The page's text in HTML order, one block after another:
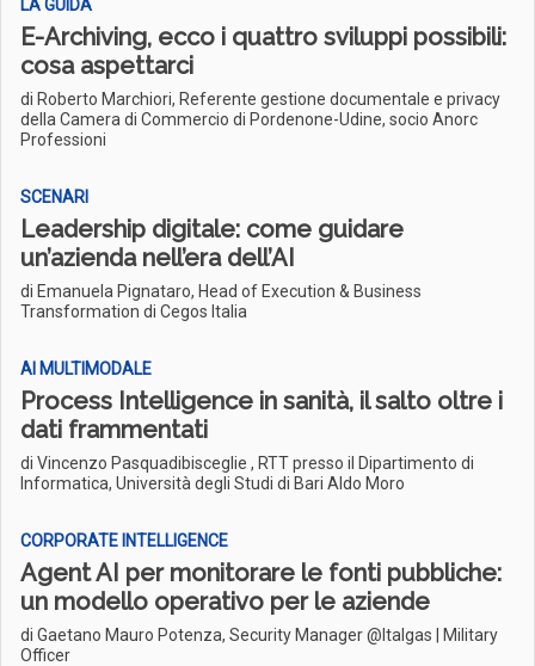
LA GUIDA
E-Archiving, ecco i quattro sviluppi possibili:
cosa aspettarci
di Roberto Marchiori, Referente gestione documentale e privacy
della Camera di Commercio di Pordenone-Udine, socio Anorc
Professioni
SCENARI
Leadership digitale: come guidare
un’azienda nell’era dell’AI
di Emanuela Pignataro, Head of Execution & Business
Transformation di Cegos Italia
AI MULTIMODALE
Process Intelligence in sanità, il salto oltre i
dati frammentati
di Vincenzo Pasquadibisceglie , RTT presso il Dipartimento di
Informatica, Università degli Studi di Bari Aldo Moro
CORPORATE INTELLIGENCE
Agent AI per monitorare le fonti pubbliche:
un modello operativo per le aziende
di Gaetano Mauro Potenza, Security Manager @Italgas | Military
Officer